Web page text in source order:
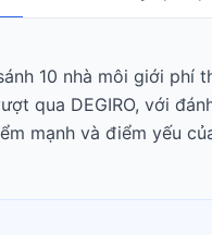
10 nhà môi giới phí
qua DEGIRO, với
mạnh và điểm yếu